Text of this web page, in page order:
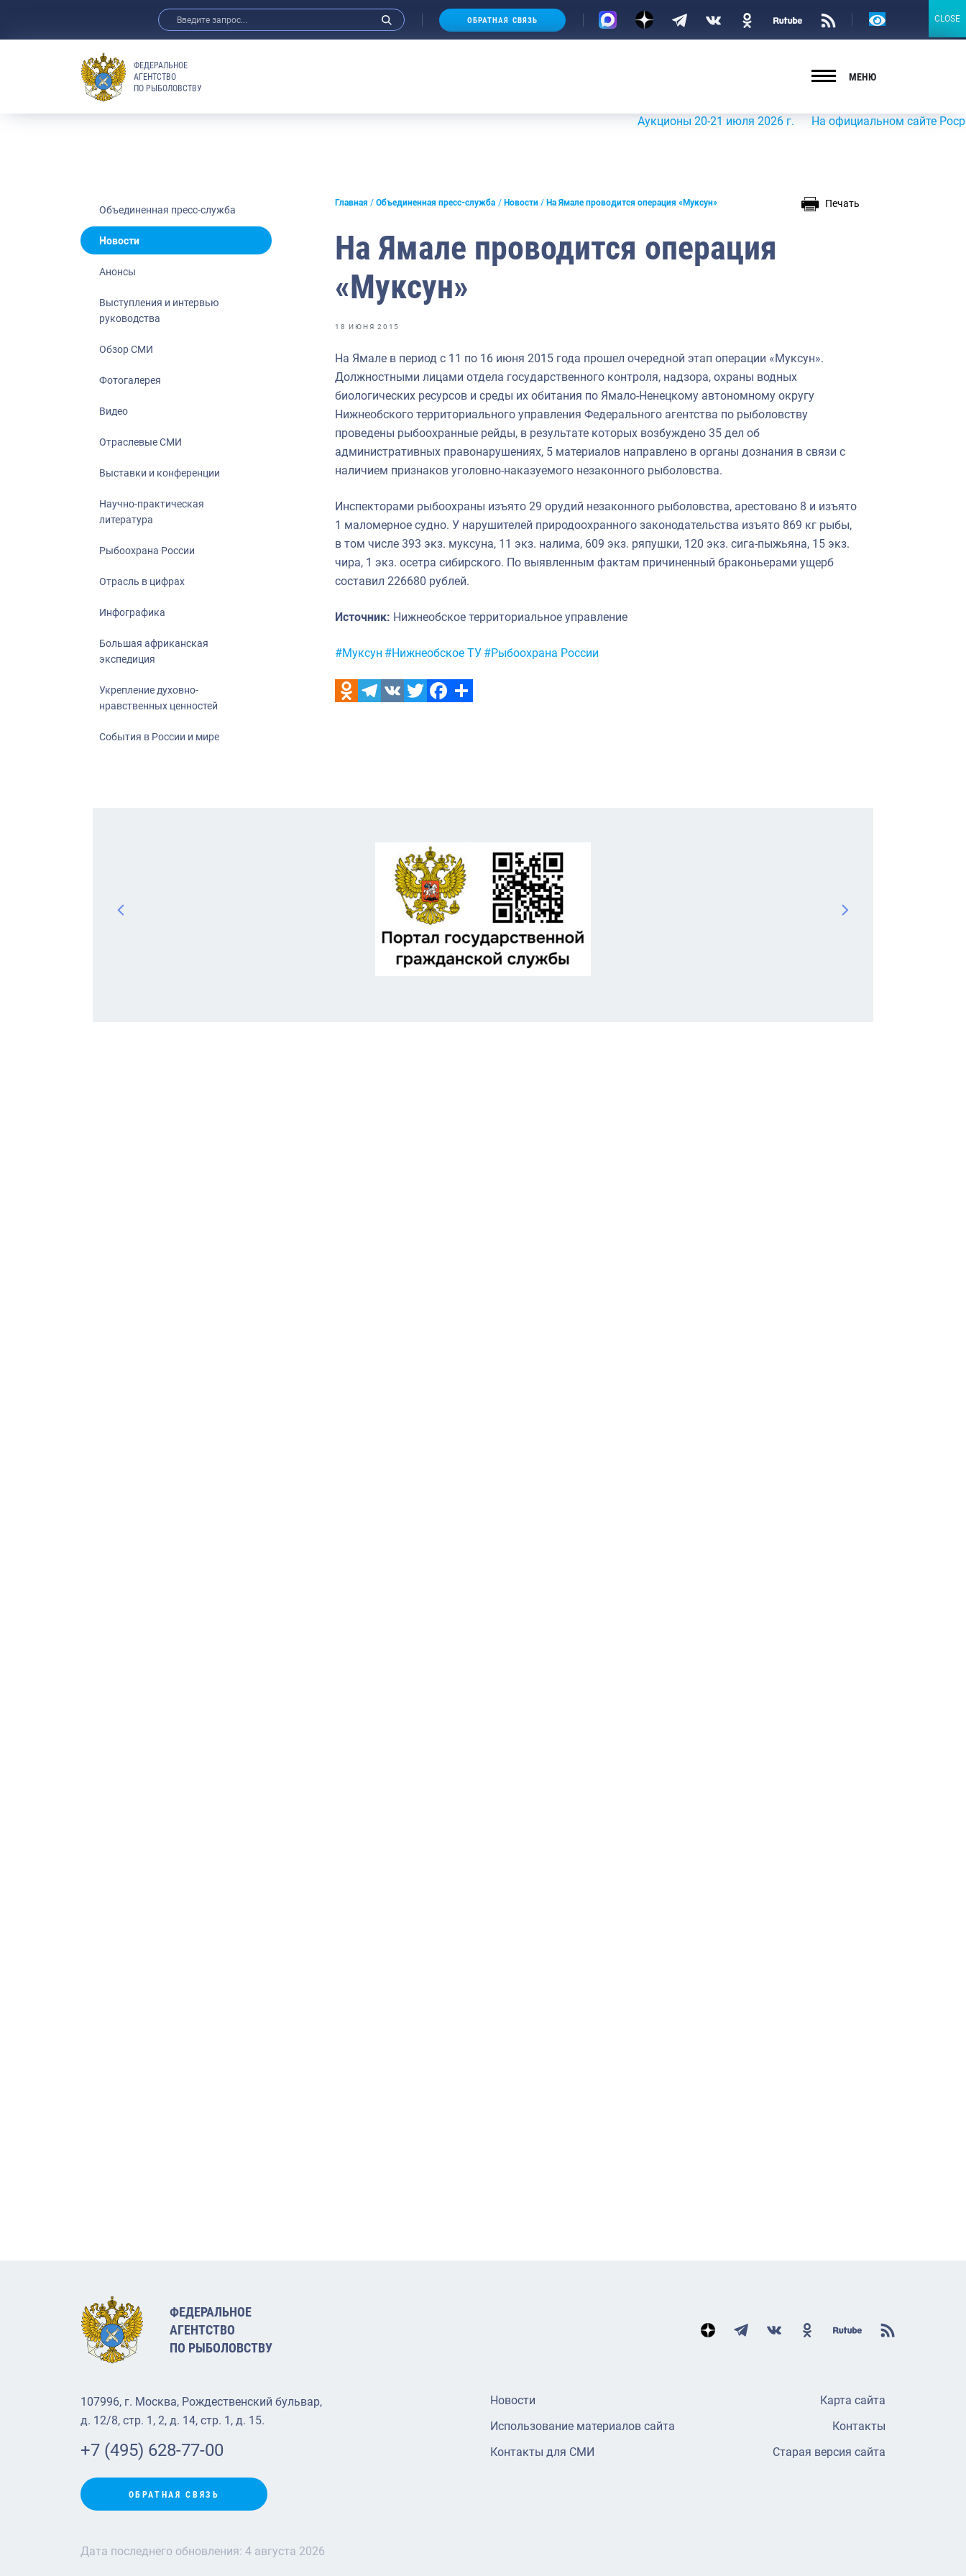
Анонсы
Отраслевые СМИ
Выставки и конференции
Научно-практическая литература
Отрасль в цифрах
Укрепление духовно-нравственных
События в России и мире
ОБРАТНАЯ СВЯЗЬ
Версия
ФЕДЕРАЛЬНОЕ
АГЕНТСТВО
ПО РЫБОЛОВСТВУ
МЕНЮ
Аукционы 20-21 июля 2026 г. На официальном сайте
Объединенная пресс-служба
Новости
Анонсы
Выступления и интервью
руководства
Обзор СМИ
Фотогалерея
Видео
Отраслевые СМИ
Выставки и конференции
Научно-практическая
литература
Рыбоохрана России
Отрасль в цифрах
Инфографика
Большая африканская
экспедиция
Укрепление духовно-
нравственных ценностей
События в России и мире
Главная Объединенная пресс-служба Новости На Ямале проводится операция «Муксун» Печать
На Ямале проводится операция
«Муксун»
18 ИЮНЯ 2015
На Ямале в период с 11 по 16 июня 2015 года прошел очередной этап операции «Муксун».
Должностными лицами отдела государственного контроля, надзора, охраны водных
биологических ресурсов и среды их обитания по Ямало-Ненецкому автономному округу
Нижнеобского территориального управления Федерального агентства по рыболовству
проведены рыбоохранные рейды, в результате которых возбуждено 35 дел об
административных правонарушениях, 5 материалов направлено в органы дознания в связи с
наличием признаков уголовно-наказуемого незаконного рыболовства.
Инспекторами рыбоохраны изъято 29 орудий незаконного рыболовства, арестовано 8 и изъято
1 маломерное судно. У нарушителей природоохранного законодательства изъято 869 кг рыбы,
в том числе 393 экз. муксуна, 11 экз. налима, 609 экз. ряпушки, 120 экз. сига-пыжьяна, 15 экз.
чира, 1 экз. осетра сибирского. По выявленным фактам причиненный браконьерами ущерб
составил 226680 рублей.
Источник: Нижнеобское территориальное управление
Метки:
#Муксун #Нижнеобское ТУ #Рыбоохрана России
ФЕДЕРАЛЬНОЕ
АГЕНТСТВО
ПО РЫБОЛОВСТВУ
107996, г. Москва, Рождественский бульвар,
д. 12/8, стр. 1, 2, д. 14, стр. 1, д. 15.
+7 (495) 628-77-00
ОБРАТНАЯ СВЯЗЬ
Новости
Использование материалов сайта
Контакты для СМИ
Карта сайта
Контакты
Старая версия сайта
Дата последнего обновления: 4 августа 2026
CLOSE
CLOSE